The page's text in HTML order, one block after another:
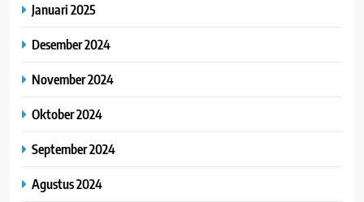
Januari 2025
Desember 2024
November 2024
Oktober 2024
September 2024
Agustus 2024